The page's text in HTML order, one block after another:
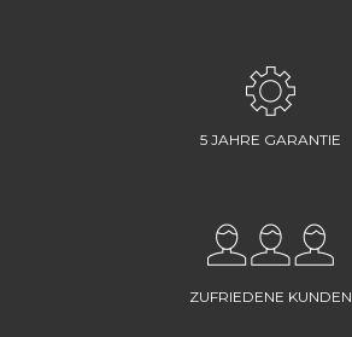
5 JAHRE GARANTIE
ZUFRIEDENE KUNDEN